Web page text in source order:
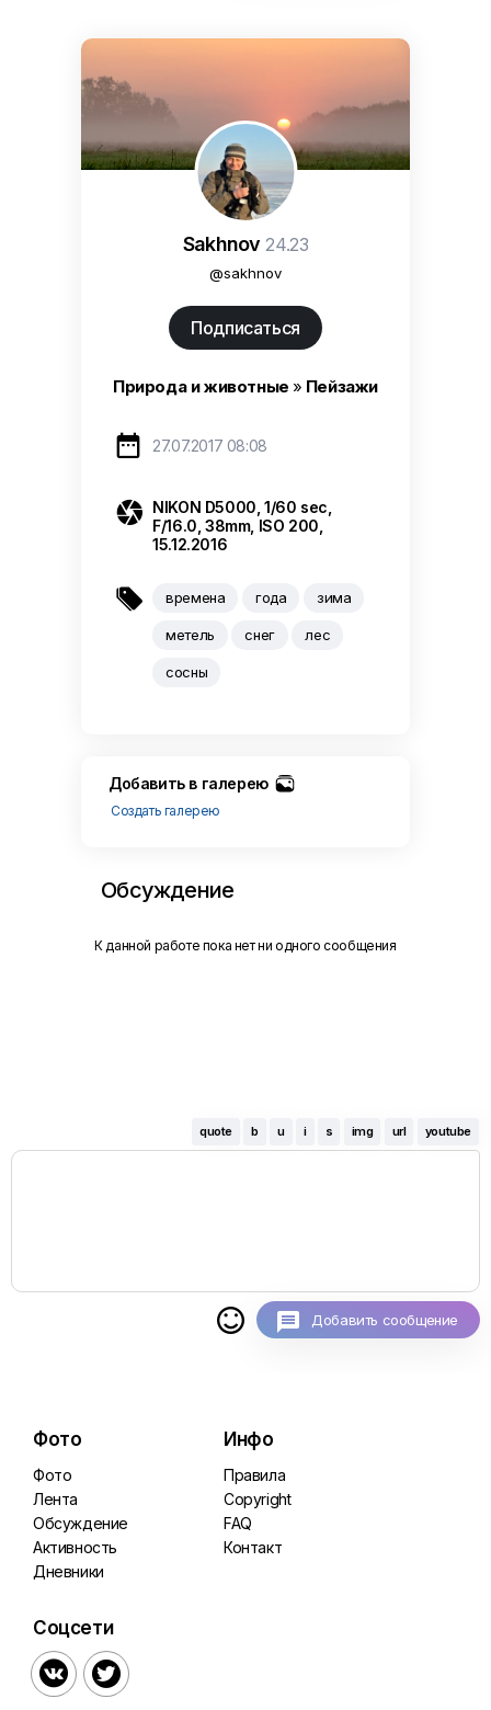
Sakhnov 24.23
@sakhnov
Подписаться
Природа и животные » Пейзажи
 27.07.2017 08:08
 NIKON D5000, 1/60 sec,
F/16.0, 38mm, ISO 200,
15.12.2016
 времена года зима
метель снег лес
сосны
Добавить в галерею
Создать галерею
Обсуждение
К данной работе пока нет ни одного сообщения
quote b u i s img url youtube
 Добавить сообщение
Фото
Фото
Лента
Обсуждение
Активность
Дневники
Инфо
Правила
Copyright
FAQ
Контакт
Соцсети
 